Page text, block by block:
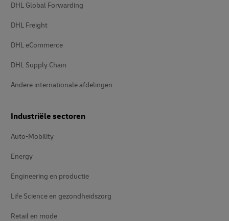
DHL Global Forwarding
DHL Freight
DHL eCommerce
DHL Supply Chain
Andere internationale afdelingen
Industriële sectoren
Auto-Mobility
Energy
Engineering en productie
Life Science en gezondheidszorg
Retail en mode